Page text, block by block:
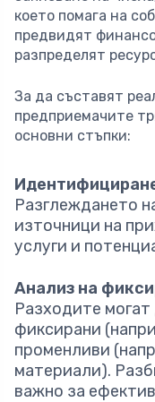
което помага на
предвидят
разпределят
За да съставят
предприемачите
основни стъпки:
Разглеждането
източници на
услуги и
Анализ на
Разходите
фиксирани
променливи
материали).
важно за